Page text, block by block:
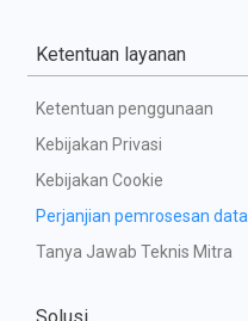
Ketentuan layanan
Ketentuan penggunaan
Kebijakan Privasi
Kebijakan Cookie
Perjanjian pemrosesan data
Tanya Jawab Teknis Mitra